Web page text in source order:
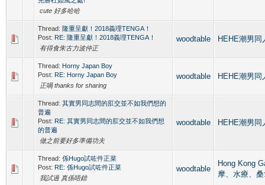
cute 好多哈哈
Thread: 隆重呈獻！2018義理TENGA！
Post: RE: 隆重呈獻！2018義理TENGA！
有得食朱古力波仲正
woodtable HEHE潮男
Thread: Horny Japan Boy
Post: RE: Horny Japan Boy
正喎 thanks for sharing
woodtable HEHE潮男
Thread: 其實男同志間的肛交並不如我們想的
普遍
Post: RE: 其實男同志間的肛交並不如我們想
的普遍
做之前要好多準備功夫
woodtable HEHE潮男
Thread: 係Hugo試咗件正菜
Post: RE: 係Hugo試咗件正菜
我試過 真係唔錯
woodtable
Hong Kong
摩、水療、